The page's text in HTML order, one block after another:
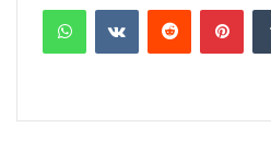
بينتيريست